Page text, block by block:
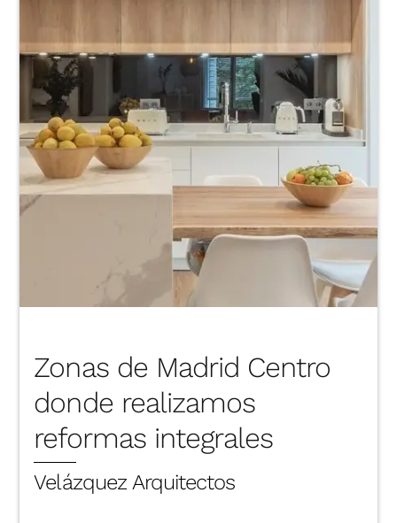
Zonas de Madrid Centro
donde realizamos
reformas integrales
Velázquez Arquitectos